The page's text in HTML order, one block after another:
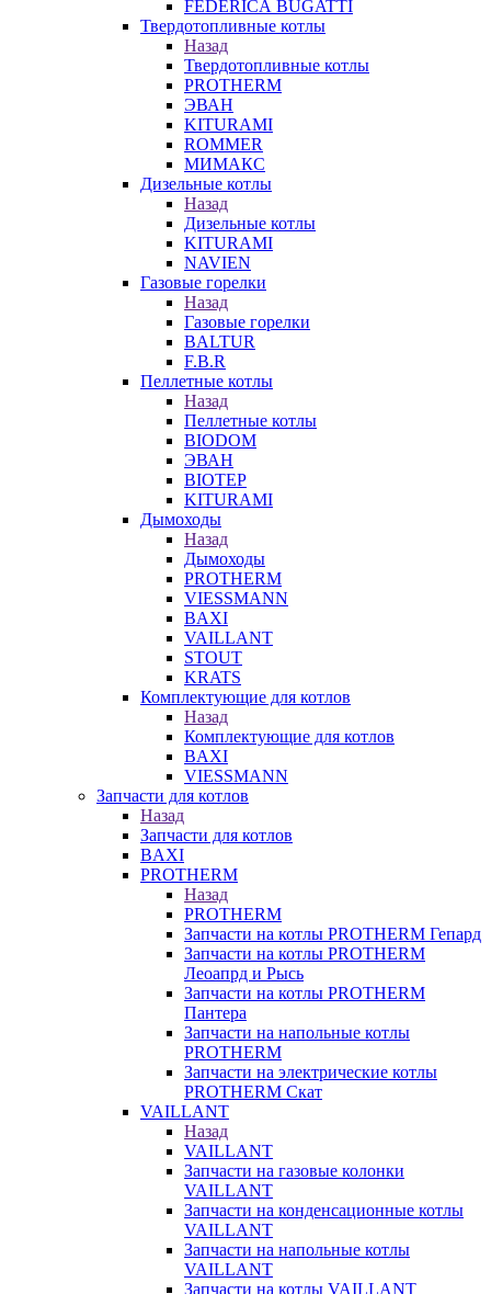
FEDERICА BUGATTI
Твердотопливные котлы
Назад
Твердотопливные котлы
PROTHERM
ЭВАН
KITURAMI
ROMMER
МИМАКС
Дизельные котлы
Назад
Дизельные котлы
KITURAMI
NAVIEN
Газовые горелки
Назад
Газовые горелки
BALTUR
F.B.R
Пеллетные котлы
Назад
Пеллетные котлы
BIODOM
ЭВАН
BIOTEP
KITURAMI
Дымоходы
Назад
Дымоходы
PROTHERM
VIESSMANN
BAXI
VAILLANT
STOUT
KRATS
Комплектующие для котлов
Назад
Комплектующие для котлов
BAXI
VIESSMANN
Запчасти для котлов
Назад
Запчасти для котлов
BAXI
PROTHERM
Назад
PROTHERM
Запчасти на котлы PROTHERM Гепард
Запчасти на котлы PROTHERM
Леоапрд и Рысь
Запчасти на котлы PROTHERM
Пантера
Запчасти на напольные котлы
PROTHERM
Запчасти на электрические котлы
PROTHERM Скат
VAILLANT
Назад
VAILLANT
Запчасти на газовые колонки
VAILLANT
Запчасти на конденсационные котлы
VAILLANT
Запчасти на напольные котлы
VAILLANT
Запчасти на котлы VAILLANT